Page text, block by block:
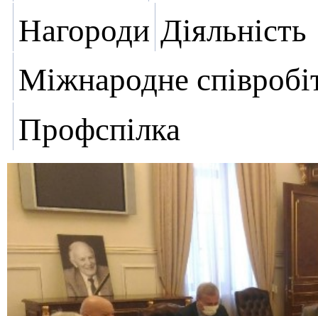
Нагороди Діяльність
Міжнародне
Профспілка